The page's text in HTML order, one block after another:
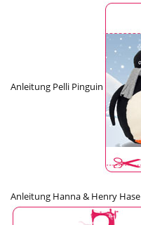
Anleitung Pelli Pinguin
Anleitung Hanna & Henry Hase